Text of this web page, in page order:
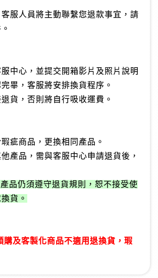
服人員將主動聯繫您退款事宜，請
中心，並提交開箱影片及照片說明
畢，客服將安排換貨程序。
貨，否則將自行吸收運費。
疵商品，更換相同產品。
產品，需與客服中心申請退貨後，
品仍須遵守退貨規則，恕不接受使
貨。
及客製化商品不適用退換貨，瑕